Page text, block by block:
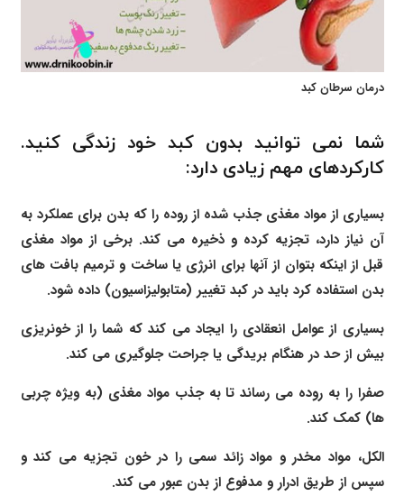
درمان سرطان کبد
شما نمی توانید بدون کبد خود زندگی کنید.
کارکردهای مهم زیادی دارد:
بسیاری از مواد مغذی جذب شده از روده را که بدن برای عملکرد به
آن نیاز دارد، تجزیه کرده و ذخیره می کند. برخی از مواد مغذی
قبل از اینکه بتوان از آنها برای انرژی یا ساخت و ترمیم بافت های
بدن استفاده کرد باید در کبد تغییر (متابولیزاسیون) داده شود.
بسیاری از عوامل انعقادی را ایجاد می کند که شما را از خونریزی
بیش از حد در هنگام بریدگی یا جراحت جلوگیری می کند.
صفرا را به روده می رساند تا به جذب مواد مغذی (به ویژه چربی
ها) کمک کند.
الکل، مواد مخدر و مواد زائد سمی را در خون تجزیه می کند و
سپس از طریق ادرار و مدفوع از بدن عبور می کند.